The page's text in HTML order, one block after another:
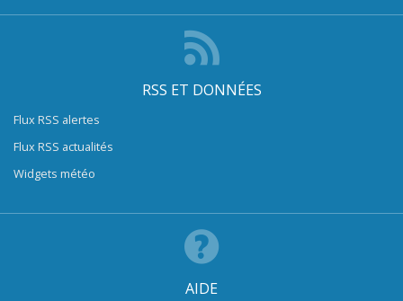
RSS ET DONNÉES
Flux RSS alertes
Flux RSS actualités
Widgets météo
AIDE